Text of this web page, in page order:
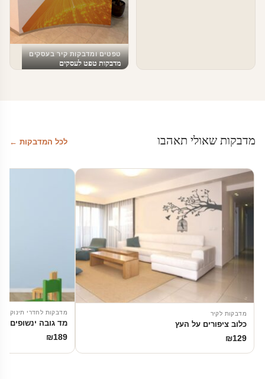
טפטים ומדבקות קיר בעסקים
מדבקות טפט לעסקים
מדבקות שאולי תאהבו לכל המדבקות ←
מדבקות לקיר
כלוב ציפורים על העץ
₪129
מדבקות לחדרי תינוקות
מד גובה ינשופים
₪189